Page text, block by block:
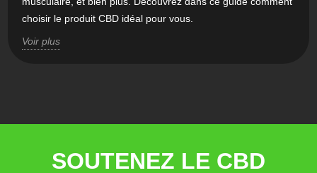
choisir le produit CBD idéal pour vous.
Voir plus
SOUTENEZ LE CBD